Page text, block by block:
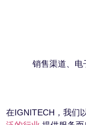
销售渠道、电
在IGNITECH，我们